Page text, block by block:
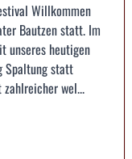
Willkommen
Bautzen statt. Im
unseres heutigen
Spaltung statt
wel...